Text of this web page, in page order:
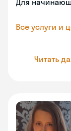
Для
Все услуги и
Читать